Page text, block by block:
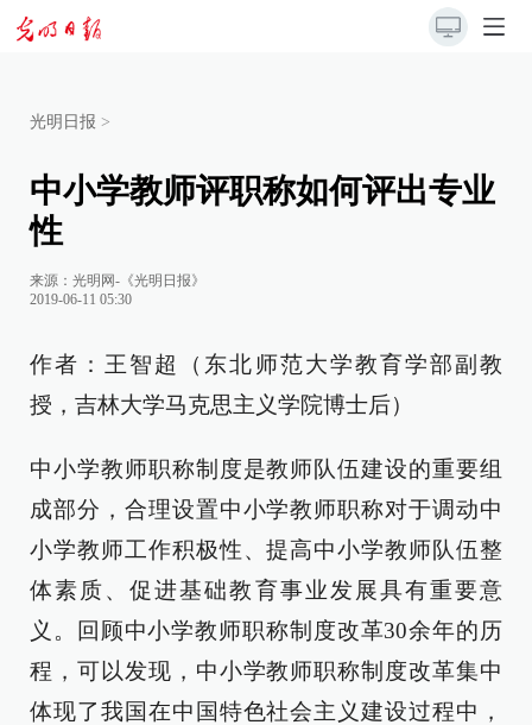
光明日报 >
中小学教师评职称如何评出专业
性
来源： 光明网-《光明日报》
2019-06-11 05:30
作者：王智超（东北师范大学教育学部副教
授，吉林大学马克思主义学院博士后）
中小学教师职称制度是教师队伍建设的重要组
成部分，合理设置中小学教师职称对于调动中
小学教师工作积极性、提高中小学教师队伍整
体素质、促进基础教育事业发展具有重要意
义。回顾中小学教师职称制度改革30余年的历
程，可以发现，中小学教师职称制度改革集中
体现了我国在中国特色社会主义建设过程中，